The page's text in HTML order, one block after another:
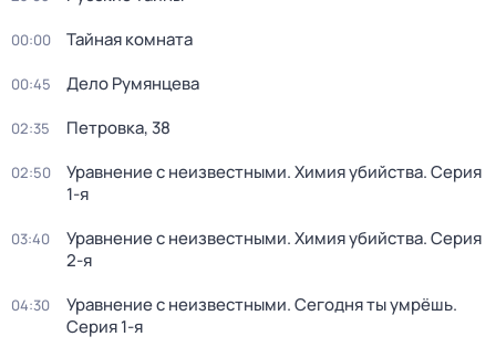
00:00 Тайная комната
00:45 Дело Румянцева
02:35 Петровка, 38
02:50 Уравнение с неизвестными. Химия убийства. Серия
1-я
03:40 Уравнение с неизвестными. Химия убийства. Серия
2-я
04:30 Уравнение с неизвестными. Сегодня ты умрёшь.
Серия 1-я